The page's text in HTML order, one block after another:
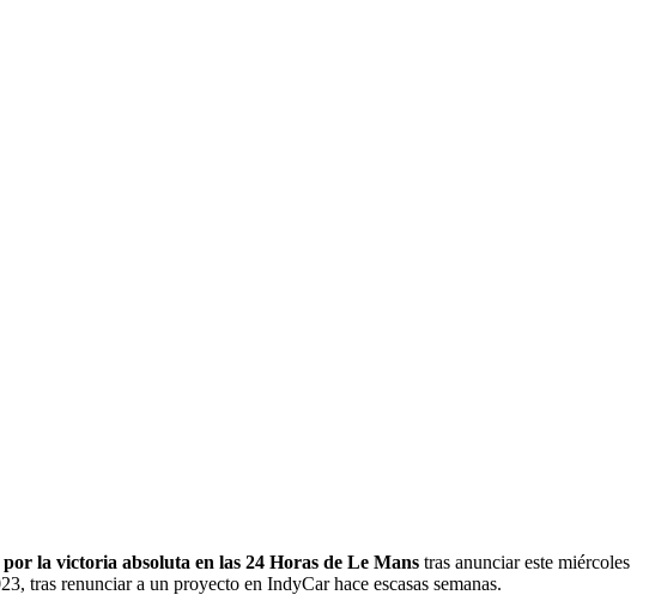
la victoria absoluta en las 24 Horas de Le Mans tras anunciar este miércoles
tras renunciar a un proyecto en IndyCar hace escasas semanas.